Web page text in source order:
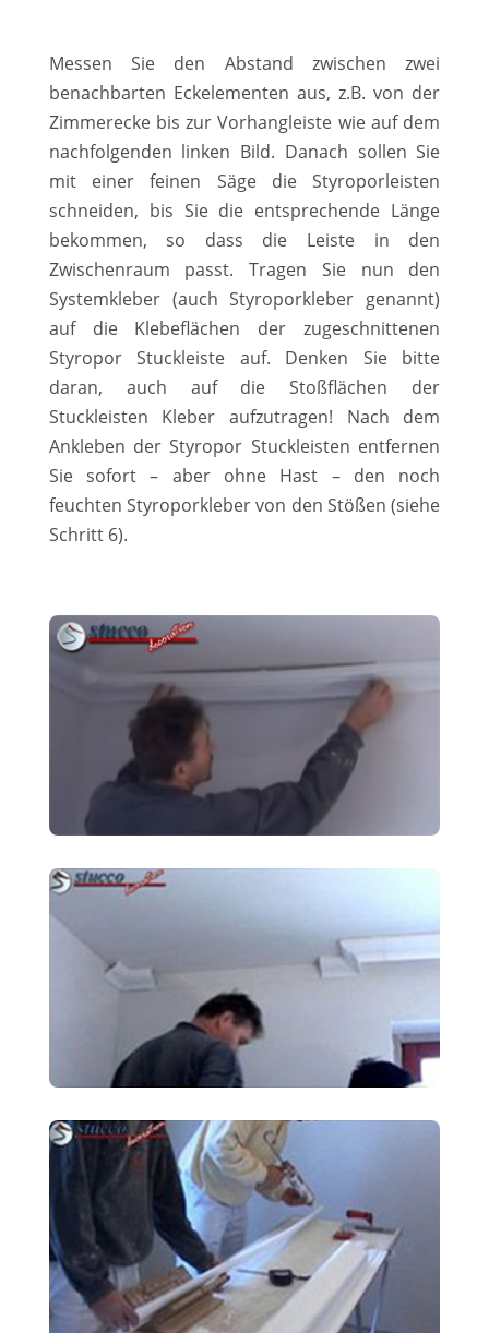
Messen Sie den Abstand zwischen zwei
benachbarten Eckelementen aus, z.B. von der
Zimmerecke bis zur Vorhangleiste wie auf dem
nachfolgenden linken Bild. Danach sollen Sie
mit einer feinen Säge die Styroporleisten
schneiden, bis Sie die entsprechende Länge
bekommen, so dass die Leiste in den
Zwischenraum passt. Tragen Sie nun den
Systemkleber (auch Styroporkleber genannt)
auf die Klebeflächen der zugeschnittenen
Styropor Stuckleiste auf. Denken Sie bitte
daran, auch auf die Stoßflächen der
Stuckleisten Kleber aufzutragen! Nach dem
Ankleben der Styropor Stuckleisten entfernen
Sie sofort – aber ohne Hast – den noch
feuchten Styroporkleber von den Stößen (siehe
Schritt 6).